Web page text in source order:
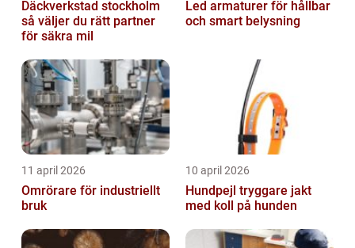
Däckverkstad stockholm
så väljer du rätt partner
för säkra mil
Led armaturer för hållbar
och smart belysning
11 april 2026
Omrörare för industriellt
bruk
10 april 2026
Hundpejl tryggare jakt
med koll på hunden